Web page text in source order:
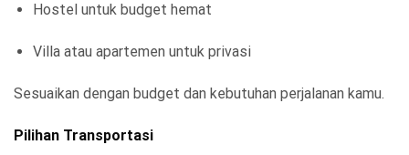
Hostel untuk budget hemat
Villa atau apartemen untuk privasi
Sesuaikan dengan budget dan kebutuhan perjalanan kamu.
Pilihan Transportasi